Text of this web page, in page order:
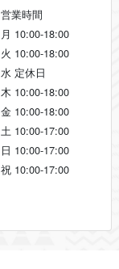
営業時間
月 10:00-18:00
火 10:00-18:00
水 定休日
木 10:00-18:00
金 10:00-18:00
土 10:00-17:00
日 10:00-17:00
祝 10:00-17:00